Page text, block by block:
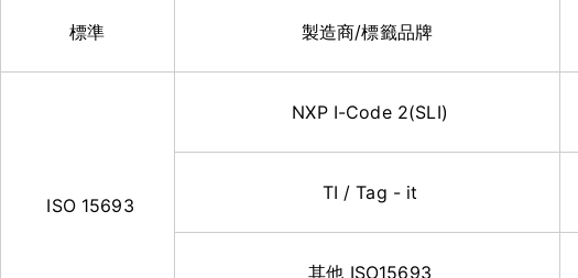
標準 製造商/標籤品牌
ISO 15693
NXP I-Code 2(SLI)
TI / Tag - it
其他 ISO15693